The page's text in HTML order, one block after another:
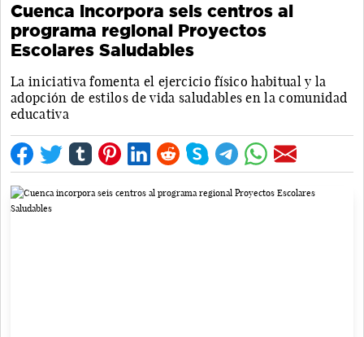
Cuenca incorpora seis centros al
programa regional Proyectos
Escolares Saludables
La iniciativa fomenta el ejercicio físico habitual y la
adopción de estilos de vida saludables en la comunidad
educativa